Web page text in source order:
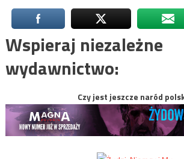
Wspieraj niezależne
wydawnictwo:
Czy jest jeszcze naród